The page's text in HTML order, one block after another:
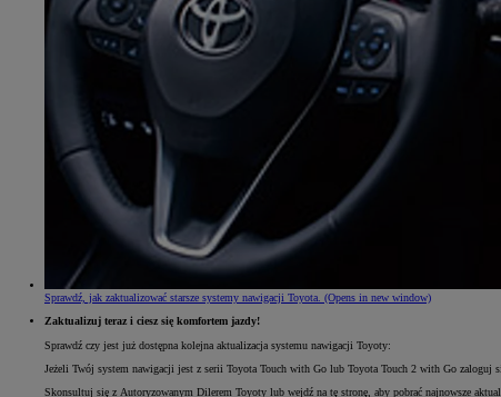
Sprawdź, jak zaktualizować starsze systemy nawigacji Toyota. (Opens in new window)
Zaktualizuj teraz i ciesz się komfortem jazdy!
Sprawdź czy jest już dostępna kolejna aktualizacja systemu nawigacji Toyoty:
Jeżeli Twój system nawigacji jest z serii Toyota Touch with Go lub Toyota Touch 2 with Go
Skonsultuj się z Autoryzowanym Dilerem Toyoty lub wejdź na tę stronę, aby pobrać najnowsze